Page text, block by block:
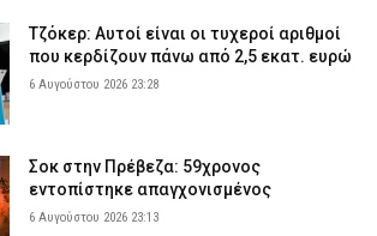
Τζόκερ: Αυτοί είναι οι τυχεροί αριθμοί
που κερδίζουν πάνω από 2,5 εκατ. ευρώ
6 Αυγούστου 2026 23:28
Σοκ στην Πρέβεζα: 59χρονος
εντοπίστηκε απαγχονισμένος
6 Αυγούστου 2026 23:13